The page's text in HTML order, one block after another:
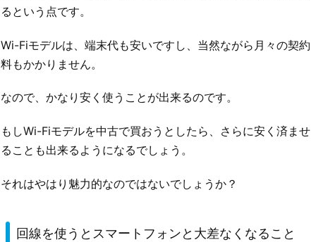
るという点です。
Wi-Fiモデルは、端末代も安いですし、当然ながら月々の契約
料もかかりません。
なので、かなり安く使うことが出来るのです。
もしWi-Fiモデルを中古で買おうとしたら、さらに安く済ませ
ることも出来るようになるでしょう。
それはやはり魅力的なのではないでしょうか？
回線を使うとスマートフォンと大差なくなること